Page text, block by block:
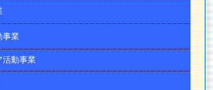
事業
活動事業